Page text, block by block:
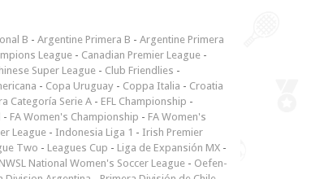
B - Argentine Primera B - Argentine Primera
League - Canadian Premier League -
Super League - Club Friendlies -
- Copa Uruguay - Coppa Italia - Croatia
Categoría Serie A - EFL Championship -
- FA Women's Championship - FA Women's
League - Indonesia Liga 1 - Irish Premier
Two - Leagues Cup - Liga de Expansión MX -
NWSL National Women's Soccer League - Oefen-